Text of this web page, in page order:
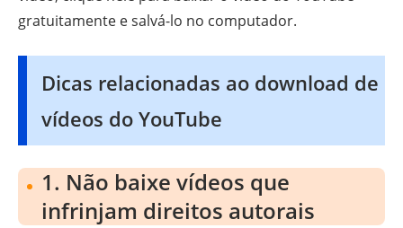
gratuitamente e salvá-lo no computador.
Dicas relacionadas ao download de
vídeos do YouTube
1. Não baixe vídeos que
infrinjam direitos autorais